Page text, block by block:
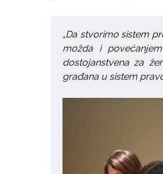
„Da stvorimo sistem
možda i
dostojanstvena za
građana u sistem